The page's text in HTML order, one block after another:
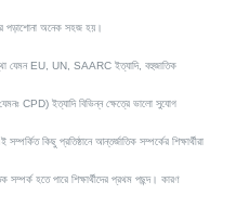
পড়াশোনা অনেক সহজ হয়।
যেমন EU, UN, SAARC ইত্যাদি, বহুজাতিক
CPD) ইত্যাদি বিভিন্ন ক্ষেত্রে ভালো সুযোগ
কিছু প্রতিষ্ঠানে আন্তর্জাতিক সম্পর্কের শিক্ষার্থীরা
হতে পারে শিক্ষার্থীদের প্রথম পছন্দ। কারণ